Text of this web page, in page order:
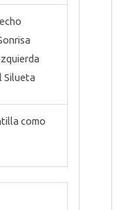
Silueta
como